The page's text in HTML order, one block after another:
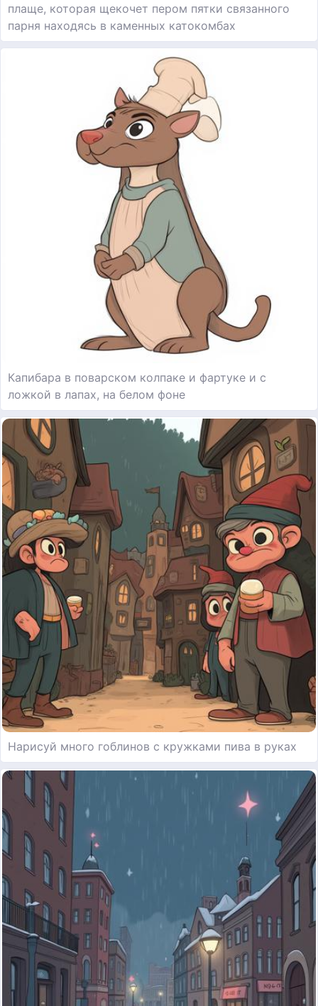
плаще, которая щекочет пером пятки связанного
парня находясь в каменных катокомбах
Капибара в поварском колпаке и фартуке и с
ложкой в лапах, на белом фоне
Нарисуй много гоблинов с кружками пива в руках